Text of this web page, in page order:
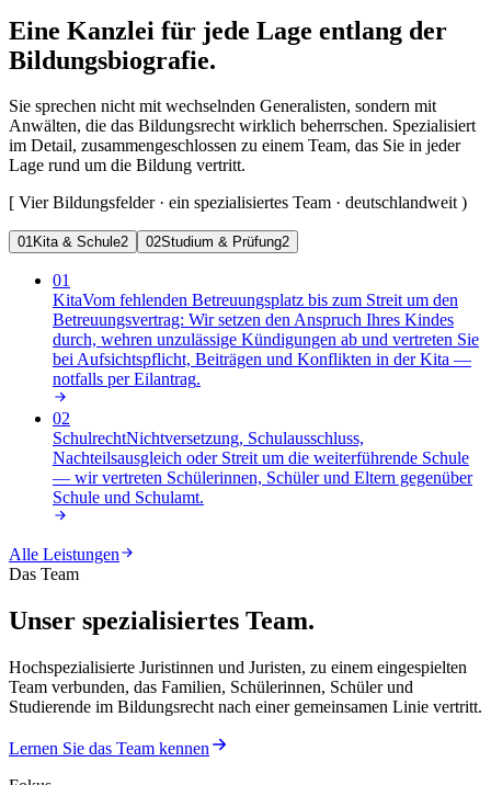
Eine Kanzlei für jede Lage entlang der
Bildungsbiografie.
Sie sprechen nicht mit wechselnden Generalisten, sondern mit
Anwälten, die das Bildungsrecht wirklich beherrschen. Spezialisiert
im Detail, zusammengeschlossen zu einem Team, das Sie in jeder
Lage rund um die Bildung vertritt.
[ Vier Bildungsfelder · ein spezialisiertes Team · deutschlandweit)
01Kita & Schule2 02Studium & Prüfung2
01
KitaVom fehlenden Betreuungsplatz bis zum Streit um den
Betreuungsvertrag: Wir setzen den Anspruch Ihres Kindes
durch, wehren unzulässige Kündigungen ab und vertreten Sie
bei Aufsichtspflicht, Beiträgen und Konflikten in der Kita —
notfalls per Eilantrag.
02
SchulrechtNichtversetzung, Schulausschluss,
Nachteilsausgleich oder Streit um die weiterführende Schule
— wir vertreten Schülerinnen, Schüler und Eltern gegenüber
Schule und Schulamt.
Alle Leistungen
Das Team
Unser spezialisiertes Team.
Hochspezialisierte Juristinnen und Juristen, zu einem eingespielten
Team verbunden, das Familien, Schülerinnen, Schüler und
Studierende im Bildungsrecht nach einer gemeinsamen Linie vertritt.
Lernen Sie das Team kennen